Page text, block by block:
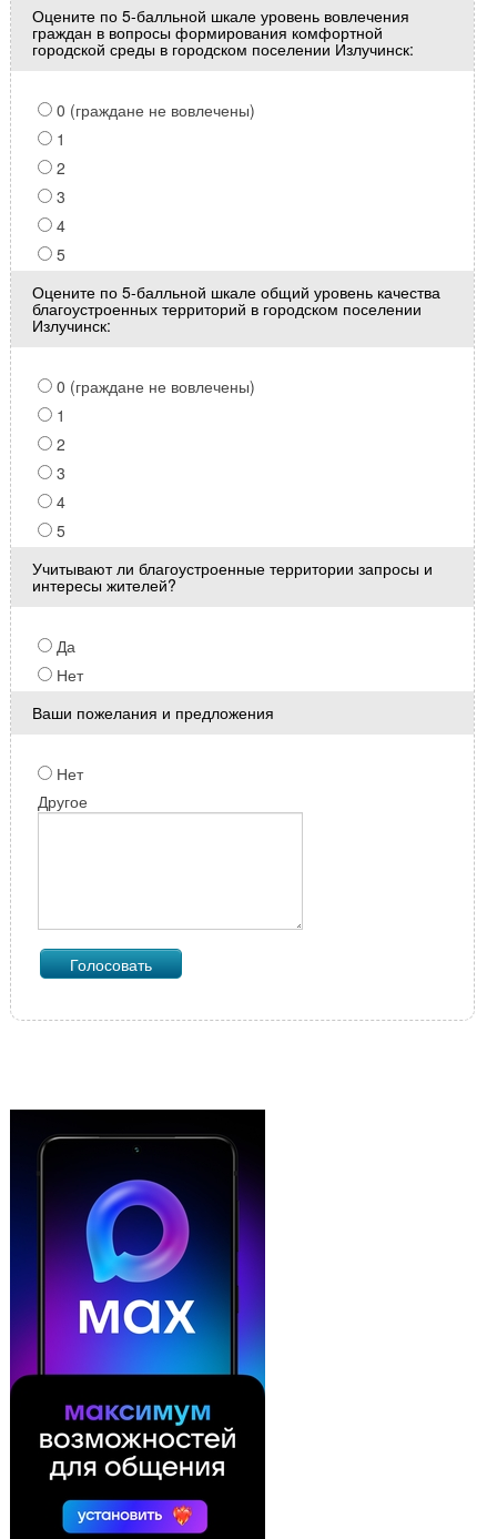
Оцените по 5-балльной шкале уровень вовлечения
граждан в вопросы формирования комфортной
городской среды в городском поселении Излучинск:
0 (граждане не вовлечены)
1
2
3
4
5
Оцените по 5-балльной шкале общий уровень качества
благоустроенных территорий в городском поселении
Излучинск:
0 (граждане не вовлечены)
1
2
3
4
5
Учитывают ли благоустроенные территории запросы и
интересы жителей?
Да
Нет
Ваши пожелания и предложения
Нет
Другое